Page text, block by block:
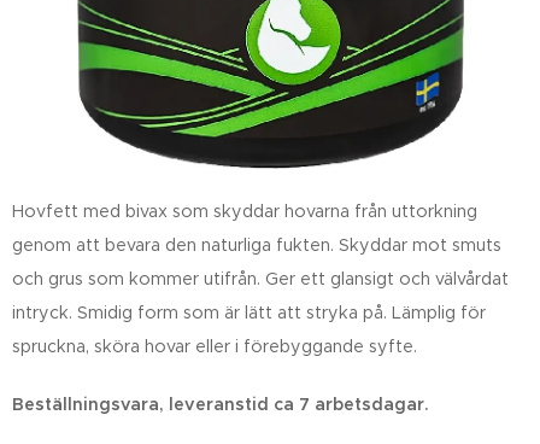
Hovfett med bivax som skyddar hovarna från uttorkning
genom att bevara den naturliga fukten. Skyddar mot smuts
och grus som kommer utifrån. Ger ett glansigt och välvårdat
intryck. Smidig form som är lätt att stryka på. Lämplig för
spruckna, sköra hovar eller i förebyggande syfte.
Beställningsvara, leveranstid ca 7 arbetsdagar.